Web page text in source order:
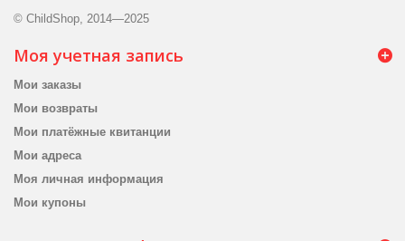
© ChildShop, 2014—2025
Моя учетная запись
Мои заказы
Мои возвраты
Мои платёжные квитанции
Мои адреса
Моя личная информация
Мои купоны